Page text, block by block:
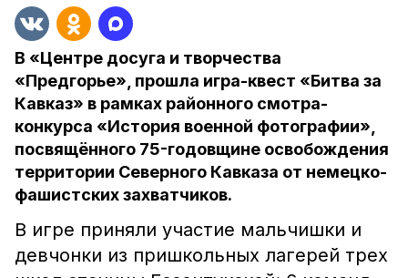
В «Центре досуга и творчества
«Предгорье», прошла игра-квест «Битва за
Кавказ» в рамках районного смотра-
конкурса «История военной фотографии»,
посвящённого 75-годовщине освобождения
территории Северного Кавказа от немецко-
фашистских захватчиков.
В игре приняли участие мальчишки и
девчонки из пришкольных лагерей трех